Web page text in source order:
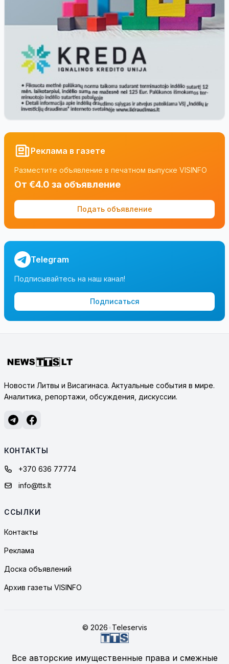
Реклама в газете
Разместите объявление в печатном выпуске VISINFO
От €4.0 за объявление
Подать объявление
Telegram
Подписывайтесь на наш канал!
Подписаться
Новости Литвы и Висагинаса. Актуальные события в мире.
Аналитика, репортажи, обсуждения, дискуссии.
КОНТАКТЫ
+370 636 77774
info@tts.lt
ССЫЛКИ
Контакты
Реклама
Доска объявлений
Архив газеты VISINFO
© 2026•Teleservis
Все авторские имущественные права и смежные